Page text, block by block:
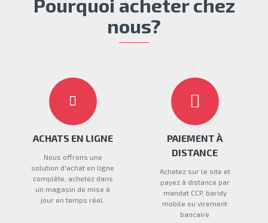
Pourquoi acheter chez
nous?
ACHATS EN LIGNE
Nous offrons une
solution d'achat en ligne
complète, achetez dans
un magasin de mise à
jour en temps réel.
PAIEMENT À
DISTANCE
Achetez sur le site et
payez à distance par
mandat CCP, baridy
mobile ou virement
bancaire